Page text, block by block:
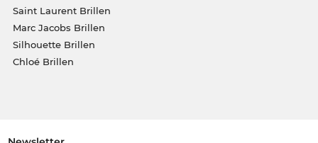
Saint Laurent Brillen
Marc Jacobs Brillen
Silhouette Brillen
Chloé Brillen